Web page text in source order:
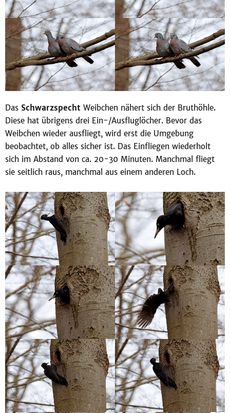
Das Schwarzspecht Weibchen nähert sich der Bruthöhle.
Diese hat übrigens drei Ein-/Ausfluglöcher. Bevor das
Weibchen wieder ausfliegt, wird erst die Umgebung
beobachtet, ob alles sicher ist. Das Einfliegen wiederholt
sich im Abstand von ca. 20-30 Minuten. Manchmal fliegt
sie seitlich raus, manchmal aus einem anderen Loch.